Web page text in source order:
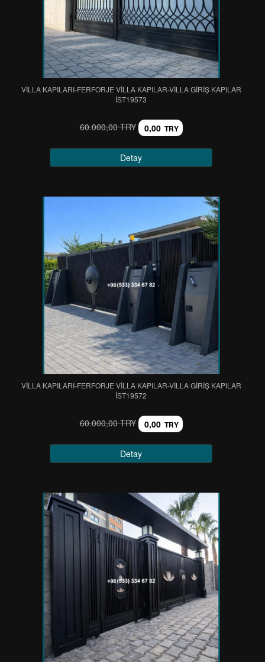
VİLLA KAPILARI-FERFORJE VİLLA KAPILAR-VİLLA GİRİŞ KAPILAR
IST19573
60.000,00 TRY 0,00 TRY
Detay
VİLLA KAPILARI-FERFORJE VİLLA KAPILAR-VİLLA GİRİŞ KAPILAR
IST19572
60.000,00 TRY 0,00 TRY
Detay